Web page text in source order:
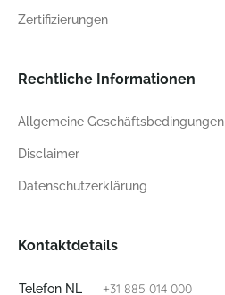
Zertifizierungen
Rechtliche Informationen
Allgemeine Geschäftsbedingungen
Disclaimer
Datenschutzerklärung
Kontaktdetails
Telefon NL +31 885 014 000